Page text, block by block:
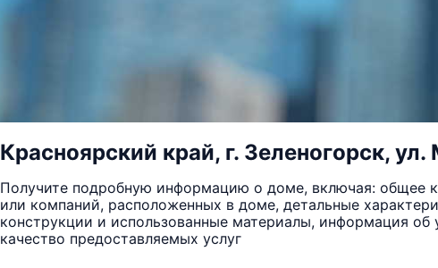
Красноярский край, г. Зеленогорск,
Получите подробную информацию о доме, включая: общее
или компаний, расположенных в доме, детальные
конструкции и использованные материалы, информация
качество предоставляемых услуг